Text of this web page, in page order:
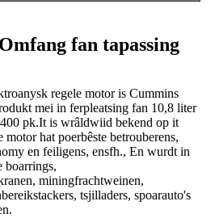
fan tapassing
regele motor is Cummins
mei in ferpleatsing fan 10,8 liter
pk.It is wrâldwiid bekend op it
hat poerbêste betrouberens,
en feiligens, ensfh., En wurdt in
boarrings,
miningfrachtweinen,
tsjilladers, spoarauto's